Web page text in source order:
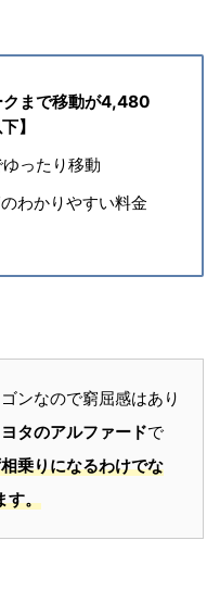
まで移動が4,480
】
ったり移動
わかりやすい料金
ンなので窮屈感はあり
ヨタのアルファードで
乗りになるわけでな
す。